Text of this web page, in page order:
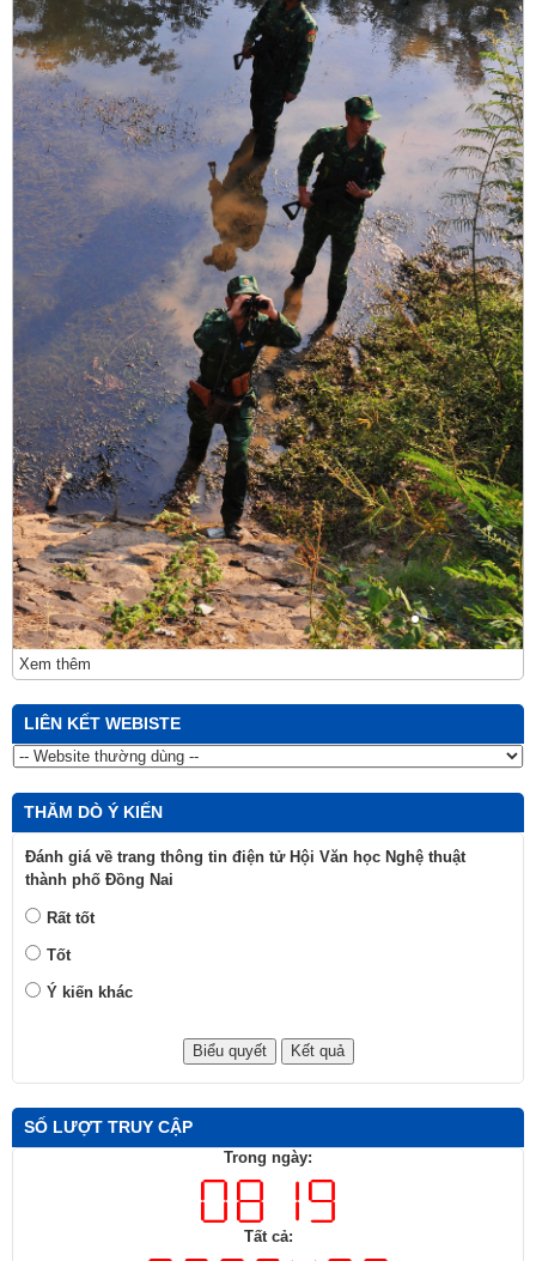
Xem thêm
LIÊN KẾT WEBISTE
THĂM DÒ Ý KIẾN
Đánh giá về trang thông tin điện tử Hội Văn học Nghệ thuật
thành phố Đồng Nai
Rất tốt
Tốt
Ý kiến khác
SỐ LƯỢT TRUY CẬP
Trong ngày:
Tất cả: